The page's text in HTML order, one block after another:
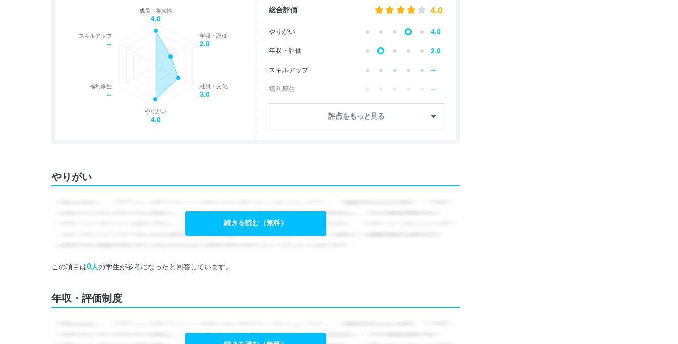
評点をもっと見る
成長・将来性
4.0
年収・評価
2.0
社風・文化
3.0
やりがい
4.0
福利厚生
--
スキルアップ
--
総合評価 4.0
やりがい 4.0
年収・評価 2.0
スキルアップ --
福利厚生 --
社員・管理職 --
女性の働きやすさ 4.0
入社難易度
やりがい
続きを読む（無料）
この項目は0人の学生が参考になったと回答しています。
年収・評価制度